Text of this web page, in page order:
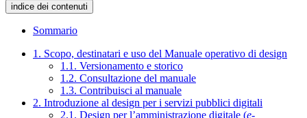
indice dei contenuti
Sommario
1. Scopo, destinatari e uso del Manuale operativo di design
1.1. Versionamento e storico
1.2. Consultazione del manuale
1.3. Contribuisci al manuale
2. Introduzione al design per i servizi pubblici digitali
2.1. Design per l’amministrazione digitale (e-